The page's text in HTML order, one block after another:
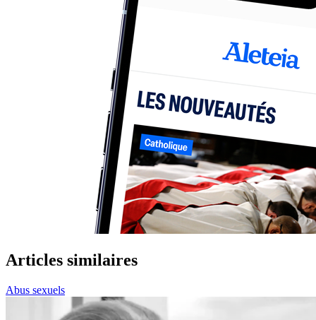
Articles similaires
Abus sexuels